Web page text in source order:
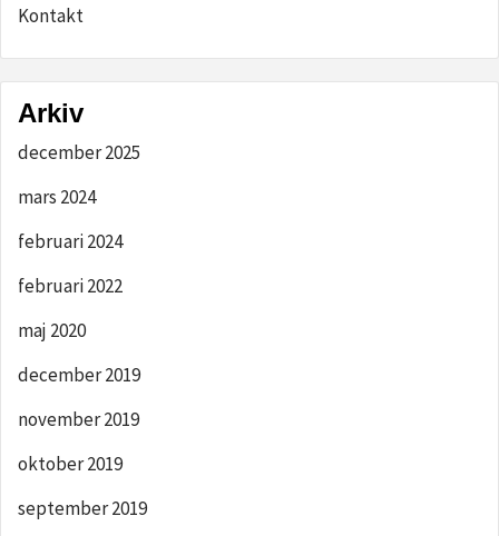
Kontakt
Arkiv
december 2025
mars 2024
februari 2024
februari 2022
maj 2020
december 2019
november 2019
oktober 2019
september 2019